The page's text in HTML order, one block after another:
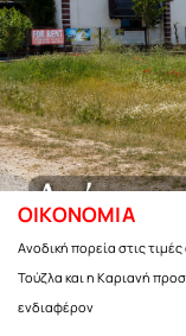
ΟΙΚΟΝΟΜΙΑ
Ανοδική πορεία στις τιμές
Τούζλα και η Καριανή
ενδιαφέρον